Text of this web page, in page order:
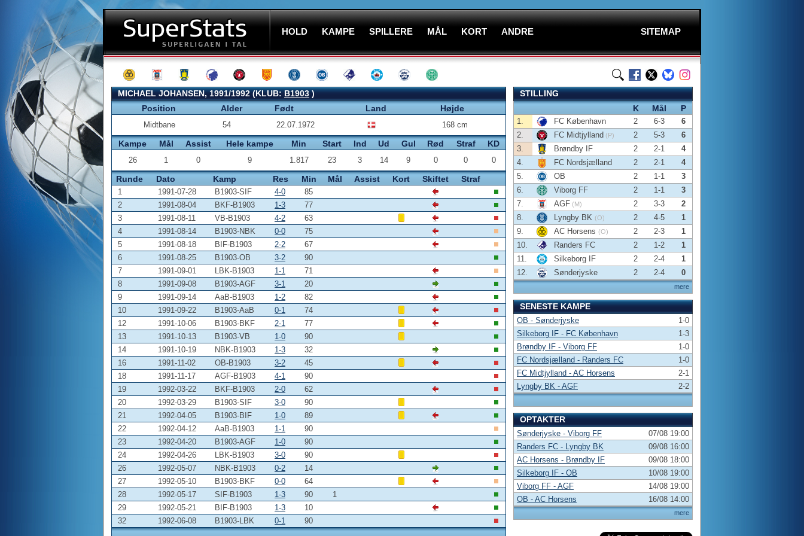
HOLD KAMPE SPILLERE MÅL KORT ANDRE SITEMAP
MICHAEL JOHANSEN, 1991/1992 (KLUB:B1903)
Position
Alder Født Land Højde
Midtbane 54 22.07.1972 168 cm
Kampe Mål Assist Hele kampe Min Start Ind Ud Gul Rød Straf KD
26 1 0 9 1.817 23 3 14 9 0 0 0
Runde Dato Kamp Res Min Mål Assist Kort Skiftet Straf
1 1991-07-28 B1903-SIF 4-0
85
2
1991-08-04 BKF-B1903 1-3
77
3
1991-08-11 VB-B1903 4-2
63
4
1991-08-14 B1903-NBK 0-0
75
5
1991-08-18 BIF-B1903 2-2
67
6
1991-08-25 B1903-OB 3-2
90
7
1991-09-01 LBK-B1903 1-1
71
8
1991-09-08 B1903-AGF 3-1
20
9
1991-09-14 AaB-B1903 1-2
82
10
1991-09-22 B1903-AaB 0-1
74
12
1991-10-06 B1903-BKF 2-1
77
13
1991-10-13 B1903-VB 1-0
90
14
1991-10-19 NBK-B1903 1-3
32
16
1991-11-02 OB-B1903 3-2
45
18
1991-11-17 AGF-B1903 4-1
90
19
1992-03-22 BKF-B1903 2-0
62
20
1992-03-29 B1903-SIF 3-0
90
21
1992-04-05 B1903-BIF 1-0
89
22
1992-04-12 AaB-B1903 1-1
90
23
1992-04-20 B1903-AGF 1-0
90
24
1992-04-26 LBK-B1903 3-0
90
26
1992-05-07 NBK-B1903 0-2
14
27
1992-05-10 B1903-BKF 0-0
64
28
1992-05-17 SIF-B1903 1-3 90
1
29
1992-05-21 BIF-B1903 1-3
10
32
1992-06-08 B1903-LBK 0-1 90
STILLING
K
Mål P
mere
1. FC København 2 6-3
6
2.
FC Midtjylland (P) 2 5-3
6
3.
Brøndby IF 2 2-1
4
4.
FC Nordsjælland 2 2-1
4
5.
OB 2 1-1
3
6.
Viborg FF 2 1-1
3
7.
AGF (M) 2 3-3
2
8.
Lyngby BK (O) 2 4-5
1
9.
AC Horsens (O) 2 2-3
1
10.
Randers FC 2 1-2
1
11.
Silkeborg IF 2 2-4
1
12.
Sønderjyske 2 2-4 0
SENESTE KAMPE
OB - Sønderjyske
1-0
Silkeborg IF - FC København
1-3
Brøndby IF - Viborg FF
1-0
FC Nordsjælland - Randers FC
1-0
FC Midtjylland - AC Horsens
2-1
Lyngby BK - AGF
2-2
OPTAKTER
mere
Sønderjyske - Viborg FF
07/08 19:00
Randers FC - Lyngby BK
09/08 16:00
AC Horsens - Brøndby IF
09/08 18:00
Silkeborg IF - OB
10/08 19:00
Viborg FF - AGF
14/08 19:00
OB - AC Horsens
16/08 14:00